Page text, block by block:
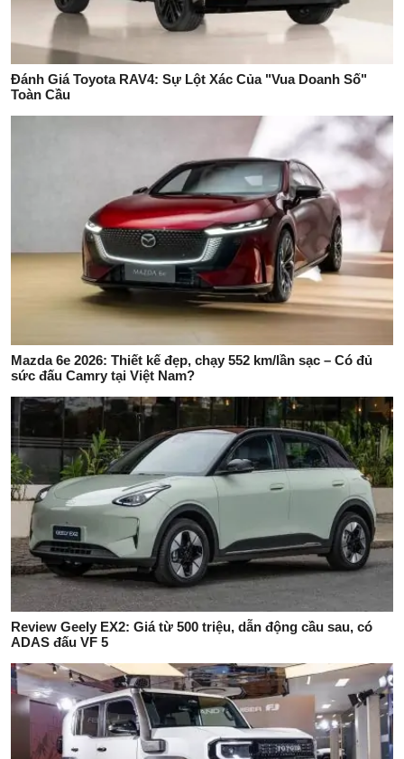
Đánh Giá Toyota RAV4: Sự Lột Xác Của "Vua Doanh Số"
Toàn Cầu
Mazda 6e 2026: Thiết kế đẹp, chạy 552 km/lần sạc – Có đủ
sức đấu Camry tại Việt Nam?
Review Geely EX2: Giá từ 500 triệu, dẫn động cầu sau, có
ADAS đấu VF 5